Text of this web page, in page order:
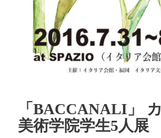
「BACCANALI」
美術学院学生5人展